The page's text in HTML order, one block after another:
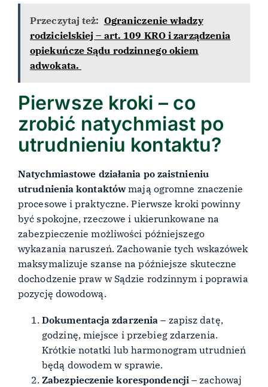
Przeczytaj też: Ograniczenie władzy
rodzicielskiej – art. 109 KRO i zarządzenia
opiekuńcze Sądu rodzinnego okiem
adwokata.
Pierwsze kroki – co
zrobić natychmiast po
utrudnieniu kontaktu?
Natychmiastowe działania po zaistnieniu
utrudnienia kontaktówmają ogromne znaczenie
procesowe i praktyczne. Pierwsze kroki powinny
być spokojne, rzeczowe i ukierunkowane na
zabezpieczenie możliwości późniejszego
wykazania naruszeń. Zachowanie tych wskazówek
maksymalizuje szanse na późniejsze skuteczne
dochodzenie praw w Sądzie rodzinnym i poprawia
pozycję dowodową.
Dokumentacja zdarzenia – zapisz datę,
godzinę, miejsce i przebieg zdarzenia.
Krótkie notatki lub harmonogram utrudnień
będą dowodem w sprawie.
Zabezpieczenie korespondencji– zachowaj